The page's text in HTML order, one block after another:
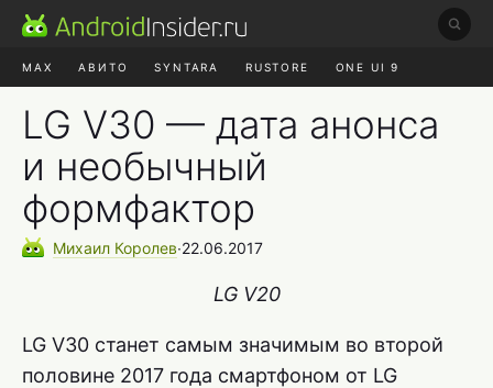
MAX АВИТО SYNTARA RUSTORE ONE UI 9
LG V30 — дата анонса
и необычный
формфактор
Михаил Королев∙22.06.2017
LG V20
LG V30 станет самым значимым во второй
половине 2017 года смартфоном от LG